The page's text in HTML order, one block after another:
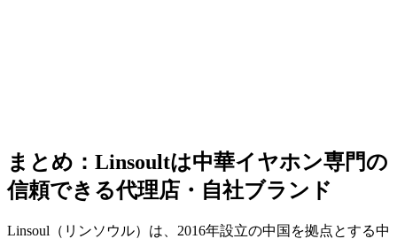
まとめ：Linsoultは中華イヤホン専門の
信頼できる代理店・自社ブランド
Linsoul（リンソウル）は、2016年設立の中国を拠点とする中